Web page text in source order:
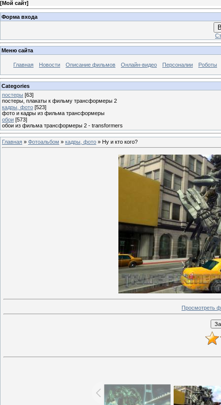
[Мой сайт]
Форма входа
Меню сайта
Главная Новости Описание фильмов Онлайн-видео Персоналии Роботы
Categories
постеры [63]
постеры, плакаты к фильму трансформеры 2
кадры, фото [523]
фото и кадры из фильма трансформеры
обои [573]
обои из фильма трансформеры 2 - transformers
Главная » Фотоальбом » кадры, фото » Ну и кто кого?
Просмотреть